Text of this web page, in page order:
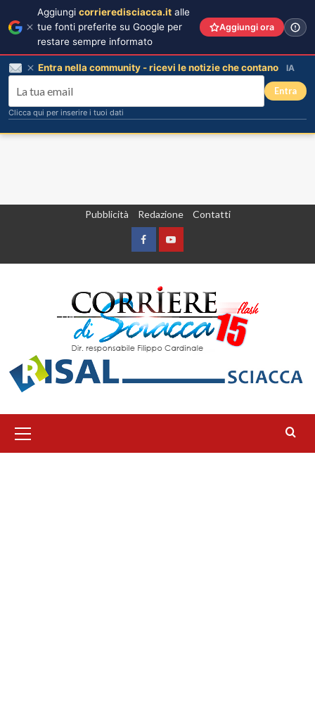
Pubblicità Redazione Contatti
FacebookYountube
principale
Aggiungi corrieredisciacca.it alle
tue fonti preferite su Google per
restare sempre informato
Aggiungi ora
Entra nella community - ricevi le notizie che contano IA
Entra
Clicca qui per inserire i tuoi dati